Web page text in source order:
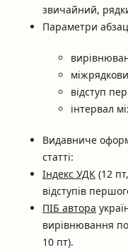
звичайний,
Параметри
відступ
інтервал
Видавниче
статті:
Індекс УДК(12
відступів
ПІБ автора
вирівнювання
10 пт).